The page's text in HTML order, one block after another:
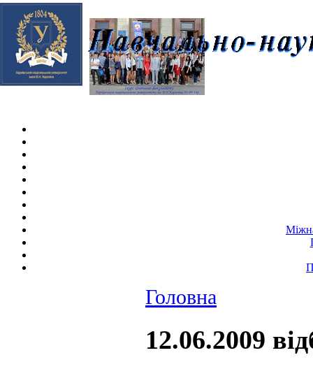
Skip navigation
Головна
12.06.2009